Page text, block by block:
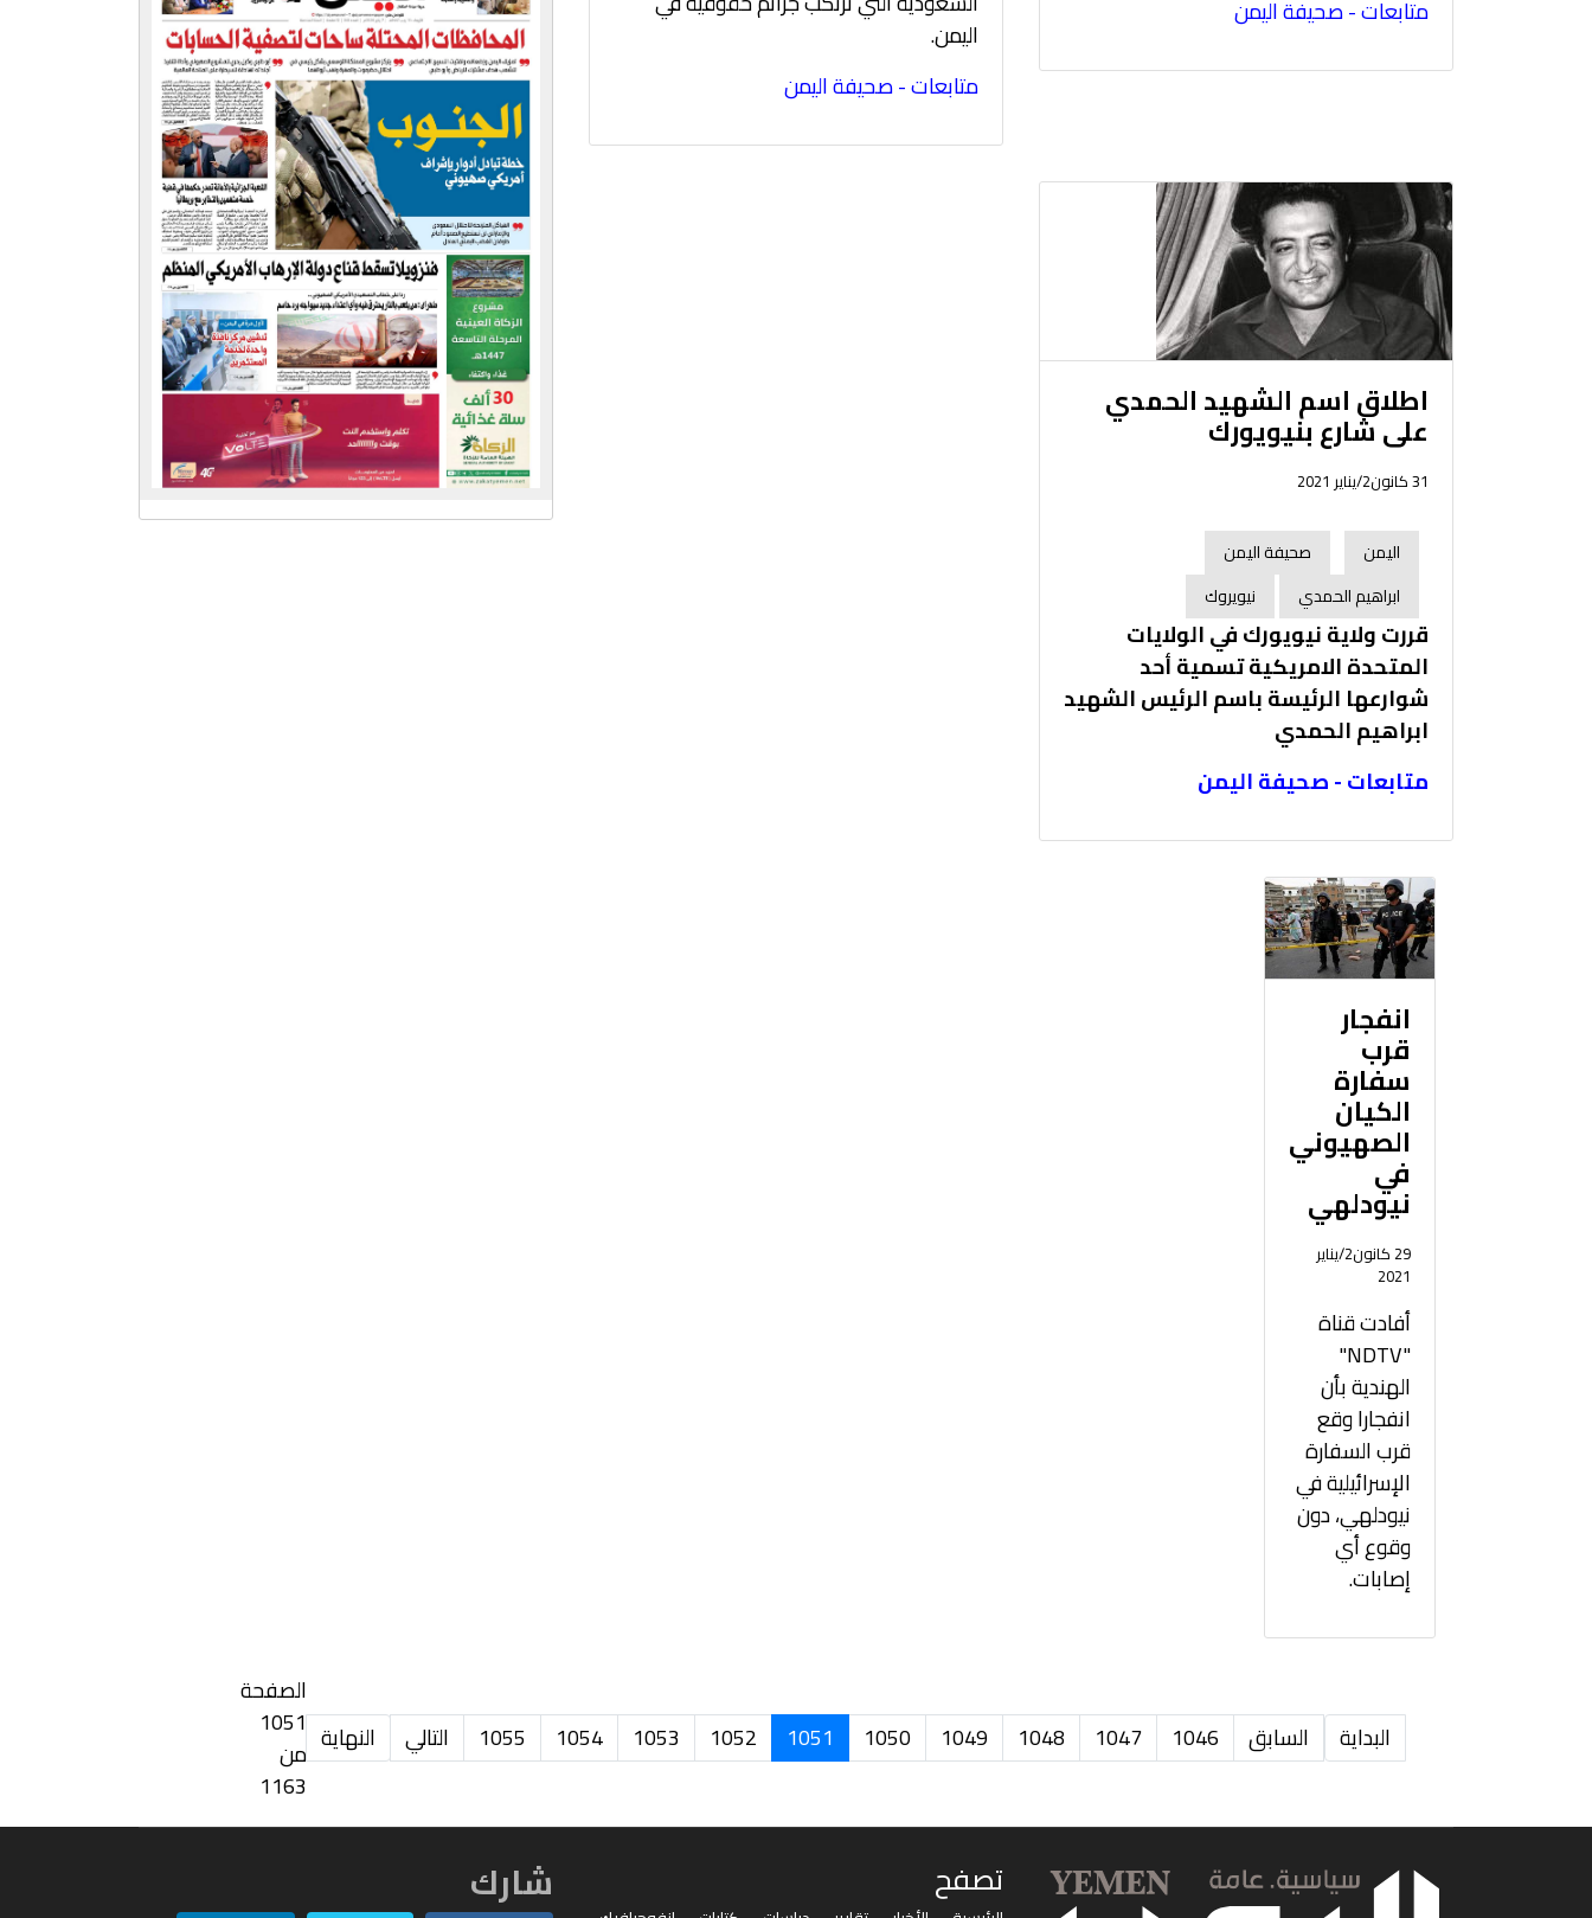
متابعات - صحيفة اليمن
اليمن.
متابعات - صحيفة اليمن
اطلاق اسم الشهيد الحمدي
على شارع بنيويورك
31 كانون2/يناير 2021
اليمن
صحيفة اليمن
ابراهيم الحمدي
نيويروك
قررت ولاية نيويورك في الولايات
المتحدة الامريكية تسمية أحد
شوارعها الرئيسة باسم الرئيس الشهيد
ابراهيم الحمدي
متابعات - صحيفة اليمن
انفجار
قرب
سفارة
الكيان
الصهيوني
في
نيودلهي
29 كانون2/يناير
2021
أفادت قناة
"NDTV"
الهندية بأن
انفجارا وقع
قرب السفارة
الإسرائيلية في
نيودلهي، دون
وقوع أي
إصابات.
البداية السابق 1046
1047
1048
1049
1050
1051
1052
1053
1054
1055 التالي النهاية
الصفحة
1051
من
1163
تصفح شارك